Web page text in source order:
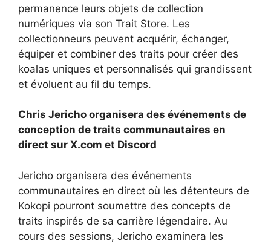
permanence leurs objets de collection
numériques via son Trait Store. Les
collectionneurs peuvent acquérir, échanger,
équiper et combiner des traits pour créer des
koalas uniques et personnalisés qui grandissent
et évoluent au fil du temps.
Chris Jericho organisera des événements de
conception de traits communautaires en
direct sur X.com et Discord
Jericho organisera des événements
communautaires en direct où les détenteurs de
Kokopi pourront soumettre des concepts de
traits inspirés de sa carrière légendaire. Au
cours des sessions, Jericho examinera les